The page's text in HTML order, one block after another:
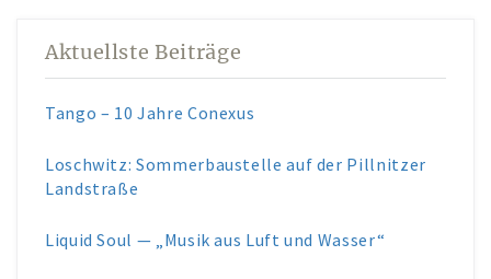
Aktuellste Beiträge
Tango – 10 Jahre Conexus
Loschwitz: Sommerbaustelle auf der Pillnitzer
Landstraße
Liquid Soul — „Musik aus Luft und Wasser“